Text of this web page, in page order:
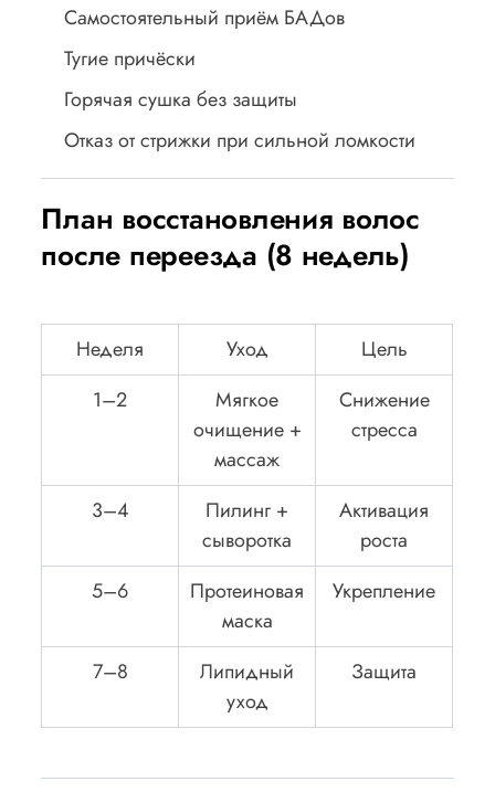
Самостоятельный приём БАДов
Тугие причёски
Горячая сушка без защиты
Отказ от стрижки при сильной ломкости
План восстановления волос
после переезда (8 недель)
Неделя Уход
Цель
1–2
Мягкое
очищение +
массаж
Снижение
стресса
3–4
Пилинг +
сыворотка
Активация
роста
5–6
Протеиновая
маска
Укрепление
7–8
Липидный
уход
Защита